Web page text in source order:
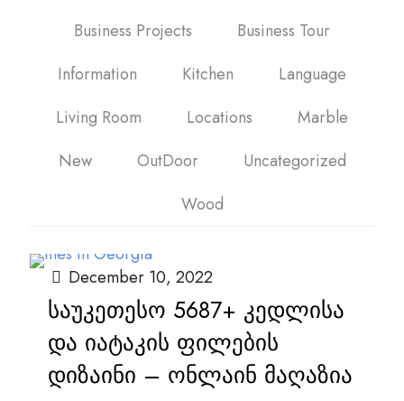
Business Projects
Business Tour
Information
Kitchen
Language
Living Room
Locations
Marble
New
OutDoor
Uncategorized
Wood
December 10, 2022
საუკეთესო 5687+ კედლისა
და იატაკის ფილების
დიზაინი – ონლაინ მაღაზია